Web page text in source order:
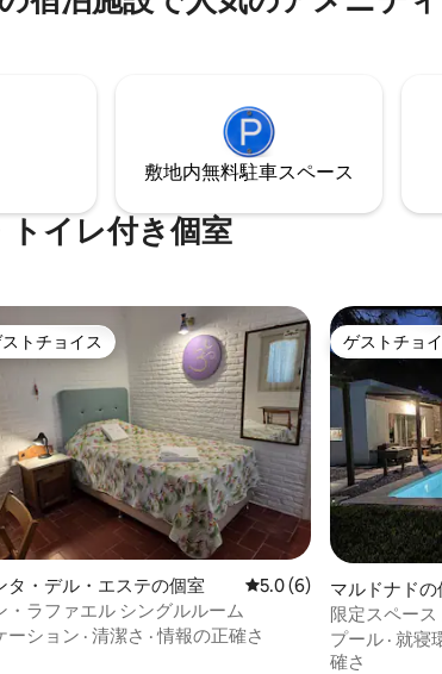
宿泊いただけます。バーベキューグ
想的です。
ー、ATM、
敷地内無料駐⁠車ス⁠ペ⁠ー⁠ス
イレ付き個室
ストチョイス
トチョイス
タ・デル・エステの個室 レビュー6件、5つ星中
5.0 (6)
・ラファエル シングルルーム
ーション · 清潔さ ·情報の正確さ
ゲストチョ
ゲストチョ
マルドナドの
限定スペース
- チワワ
プール · 就寝
確さ